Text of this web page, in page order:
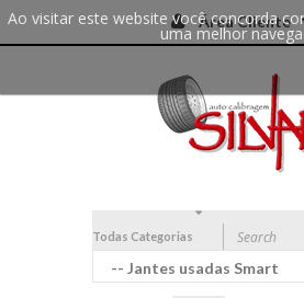
Ao visitar este website você concorda
uma melhor
Área Cliente
Todas Categorias